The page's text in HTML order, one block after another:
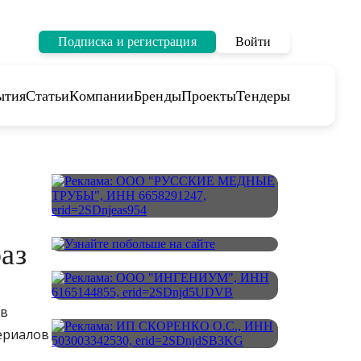
Подписка и регистрация Войти
СтатьиКомпанииБрендыПроектыТендеры